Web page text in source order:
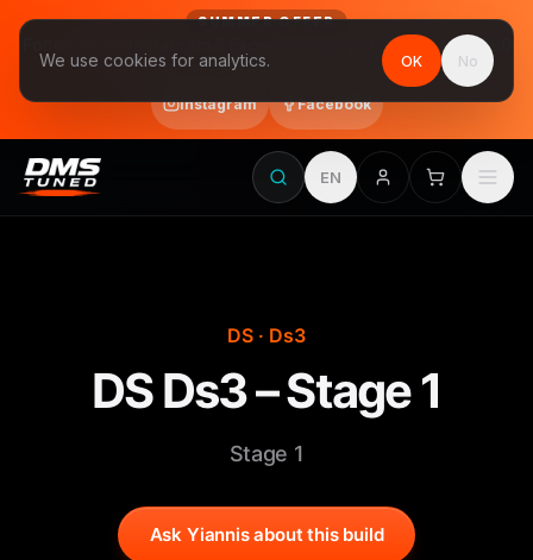
SUMMER OFFER
Follow us on Instagram & Facebook and get Stage 1 for €390
final price, VAT included · until 31 August
Instagram Facebook
EN
DS · Ds3
DS Ds3 – Stage 1
Stage 1
Ask Yiannis about this build
We use cookies for analytics. OK No